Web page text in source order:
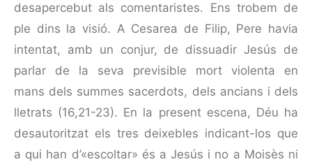
desapercebut als comentaristes. Ens trobem de
ple dins la visió. A Cesarea de Filip, Pere havia
intentat, amb un conjur, de dissuadir Jesús de
parlar de la seva previsible mort violenta en
mans dels summes sacerdots, dels ancians i dels
lletrats (16,21-23). En la present escena, Déu ha
desautoritzat els tres deixebles indicant-los que
a qui han d’«escoltar» és a Jesús i no a Moisès ni